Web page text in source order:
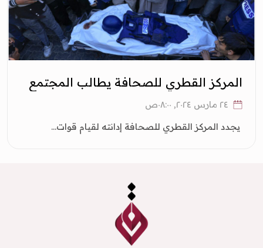
المركز القطري للصحافة يطالب المجتمع
الدولي بحماية الصحفيين في غزة
٢٤ مارس ٢٠٢٤, ٠٨:٠٠ص
يجدد المركز القطري للصحافة إدانته لقيام قوات...